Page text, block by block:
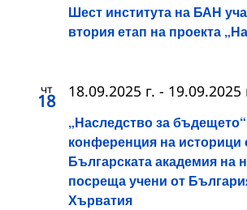
Шест института на БАН
втория етап на проекта
чт
18
„Наследство за
конференция на историци
Българската академия на
посреща учени от
Хърватия
18.09.2025 г. - 19.09.2025